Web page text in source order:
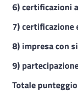
6) certificazioni
7) certificazione
8) impresa con
9)
Totale